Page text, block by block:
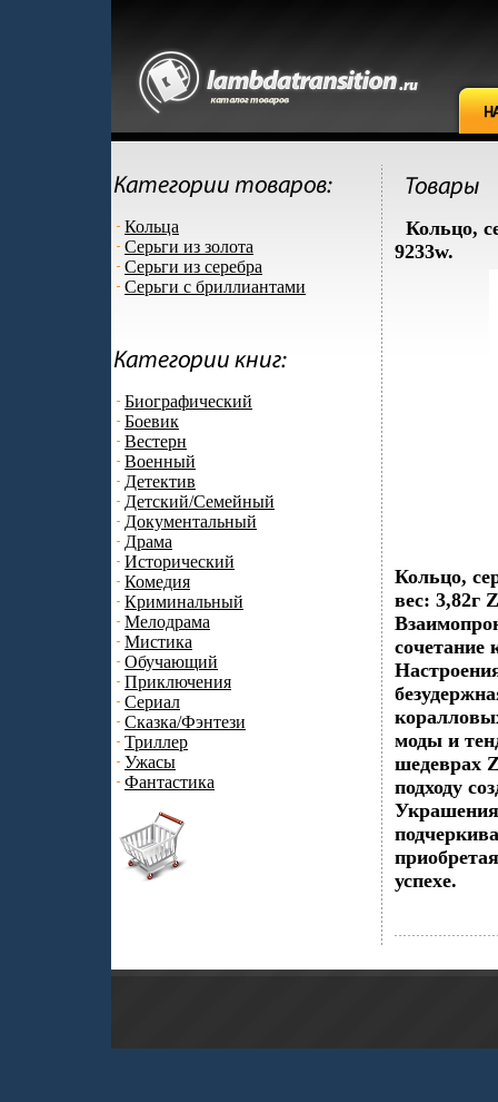
Кольца
Серьги из золота
Серьги из серебра
Серьги с бриллиантами
Биографический
Боевик
Вестерн
Военный
Детектив
Детский/Семейный
Документальный
Драма
Исторический
Комедия
Криминальный
Мелодрама
Мистика
Обучающий
Приключения
Сериал
Сказка/Фэнтези
Триллер
Ужасы
Фантастика
Кольцо,
9233w.
Кольцо,
вес: 3,82г
сочетание
моды и
шедеврах
подходу
успехе.